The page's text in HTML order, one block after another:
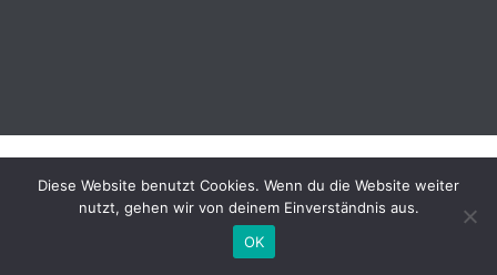
Diese Website benutzt Cookies. Wenn du die Website weiter
nutzt, gehen wir von deinem Einverständnis aus.
OK